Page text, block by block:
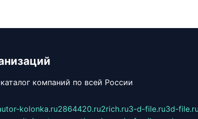
компаний по всей России
kolonka.ru2864420.ru2rich.ru3-d-file.ru3d-file.ru